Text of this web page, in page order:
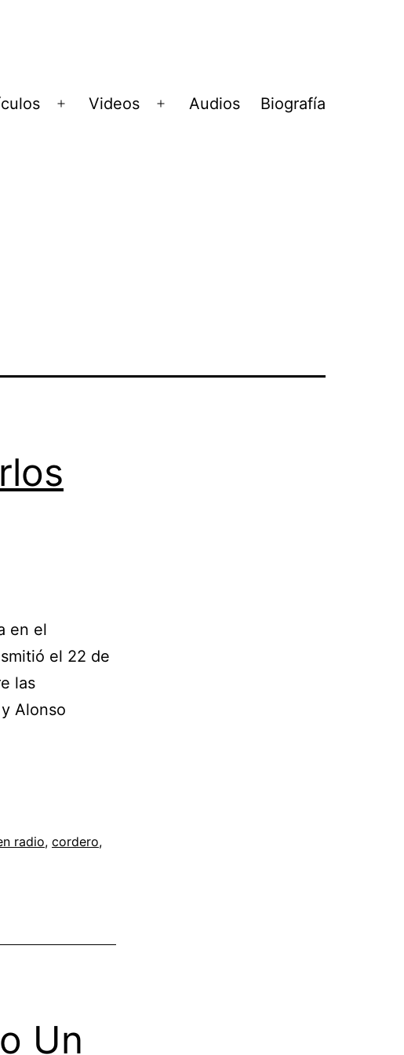
Abrir
Videos
Abrir
Audios Biografía
en el
el 22 de
las
Alonso
radio, cordero,
Un